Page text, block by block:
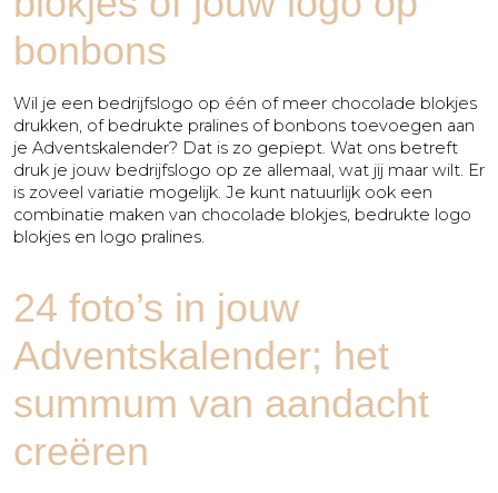
bonbons
Wil je een bedrijfslogo op één of meer chocolade blokjes
drukken, of bedrukte pralines of bonbons toevoegen aan
je Adventskalender? Dat is zo gepiept. Wat ons betreft
druk je jouw bedrijfslogo op ze allemaal, wat jij maar wilt. Er
is zoveel variatie mogelijk. Je kunt natuurlijk ook een
combinatie maken van chocolade blokjes, bedrukte logo
blokjes en logo pralines.
24 foto’s in jouw
Adventskalender; het
summum van aandacht
creëren